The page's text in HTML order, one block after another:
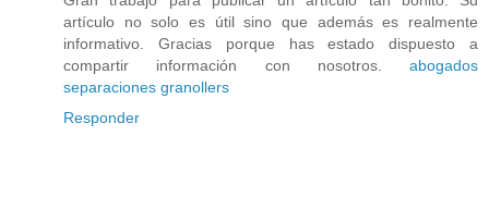
artículo no solo es útil sino que además es realmente
informativo. Gracias porque has estado dispuesto a
compartir información con nosotros. abogados
separaciones granollers
Responder